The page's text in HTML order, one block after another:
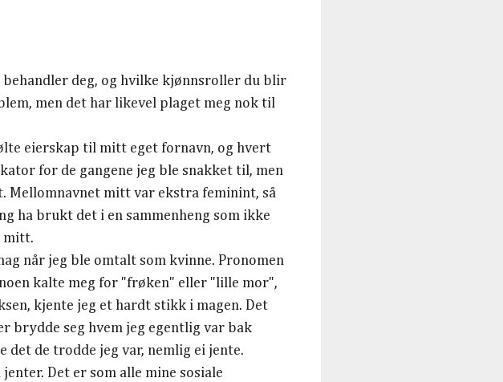
deg, og hvilke kjønnsroller du blir
men det har likevel plaget meg nok til
eierskap til mitt eget fornavn, og hvert
for de gangene jeg ble snakket til, men
Mellomnavnet mitt var ekstra feminint, så
ha brukt det i en sammenheng som ikke
mitt.
når jeg ble omtalt som kvinne. Pronomen
kalte meg for "frøken" eller "lille mor",
kjente jeg et hardt stikk i magen. Det
brydde seg hvem jeg egentlig var bak
de trodde jeg var, nemlig ei jente.
Det er som alle mine sosiale